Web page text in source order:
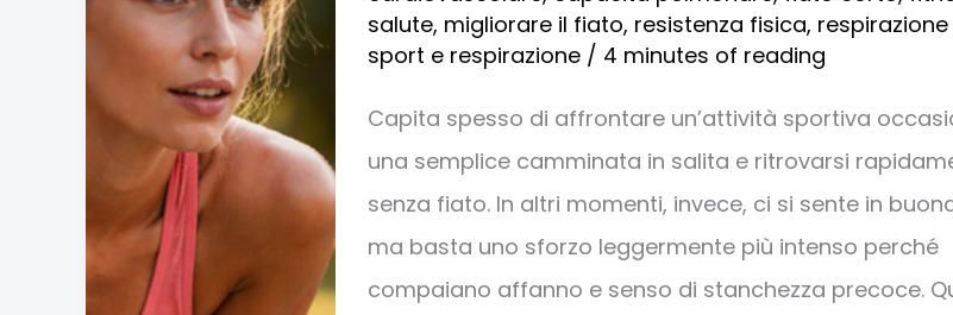
salute, migliorare il fiato, resistenza fisica,
sport e respirazione / 4 minutes of reading
Capita spesso di affrontare un’attività sportiva
una semplice camminata in salita e ritrovarsi
senza fiato. In altri momenti, invece, ci si sente in
ma basta uno sforzo leggermente più intenso perché
compaiano affanno e senso di stanchezza precoce.
come
fare:
tecniche
e
consigli
utili